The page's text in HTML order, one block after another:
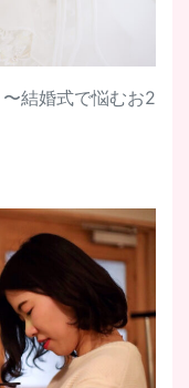
結婚式で悩むお2